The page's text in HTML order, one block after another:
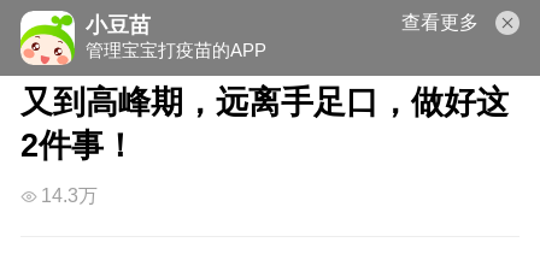
又到高峰期，远离手足口，做好这
2件事！
14.3万
小豆苗
管理宝宝打疫苗的APP
查看更多